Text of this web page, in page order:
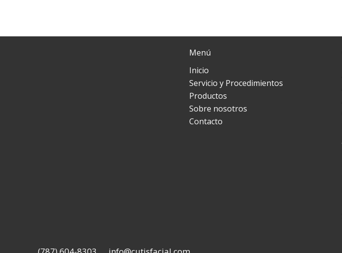
Menú
Inicio
Servicio y Procedimientos
Productos
Sobre nosotros
Contacto